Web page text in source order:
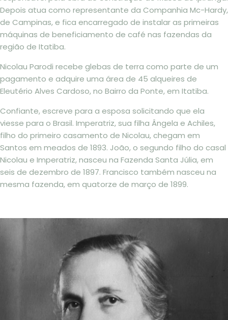
Depois atua como representante da Companhia Mc-Hardy,
de Campinas, e fica encarregado de instalar as primeiras
máquinas de beneficiamento de café nas fazendas da
região de Itatiba.
Nicolau Parodi recebe glebas de terra como parte de um
pagamento e adquire uma área de 45 alqueires de
Eleutério Alves Cardoso, no Bairro da Ponte, em Itatiba.
Confiante, escreve para a esposa solicitando que ela
viesse para o Brasil. Imperatriz, sua filha Ângela e Achiles,
filho do primeiro casamento de Nicolau, chegam em
Santos em meados de 1893. João, o segundo filho do casal
Nicolau e Imperatriz, nasceu na Fazenda Santa Júlia, em
seis de dezembro de 1897. Francisco também nasceu na
mesma fazenda, em quatorze de março de 1899.